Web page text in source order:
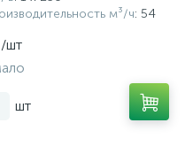
м³/ч: 54
/шт
шт